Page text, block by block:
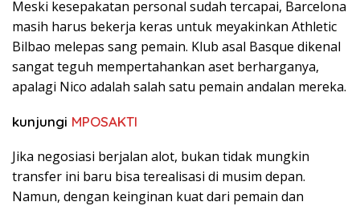
Meski kesepakatan personal sudah tercapai, Barcelona
masih harus bekerja keras untuk meyakinkan Athletic
Bilbao melepas sang pemain. Klub asal Basque dikenal
sangat teguh mempertahankan aset berharganya,
apalagi Nico adalah salah satu pemain andalan mereka.
kunjungi MPOSAKTI
Jika negosiasi berjalan alot, bukan tidak mungkin
transfer ini baru bisa terealisasi di musim depan.
Namun, dengan keinginan kuat dari pemain dan